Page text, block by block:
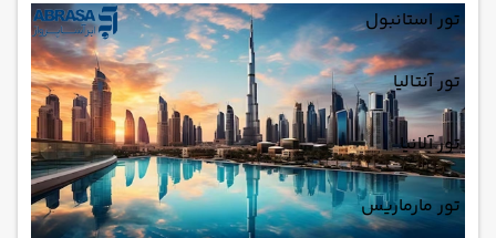
تور استانبول
تور آنتالیا
تور آلانیا
تور مارماریس